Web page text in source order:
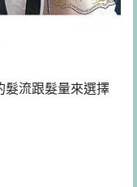
髮流跟髮量來選擇